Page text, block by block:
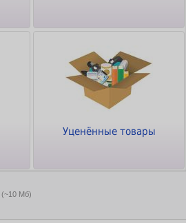
Уценённые товары
(~10 Мб)